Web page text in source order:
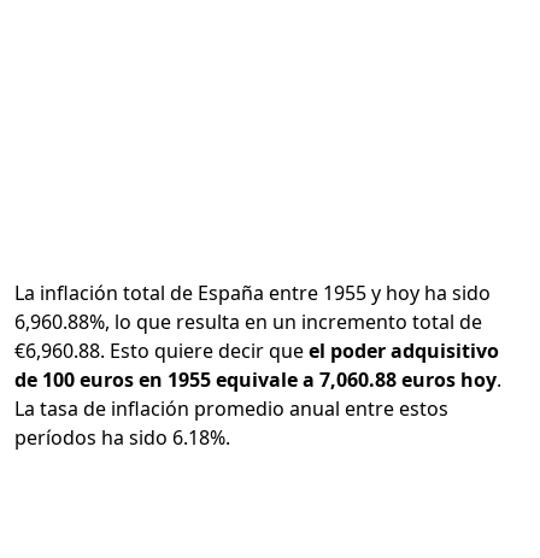
La inflación total de España entre 1955 y hoy ha sido
6,960.88%, lo que resulta en un incremento total de
€6,960.88. Esto quiere decir queel poder adquisitivo
de 100 euros en 1955 equivale a 7,060.88 euros hoy.
La tasa de inflación promedio anual entre estos
períodos ha sido 6.18%.